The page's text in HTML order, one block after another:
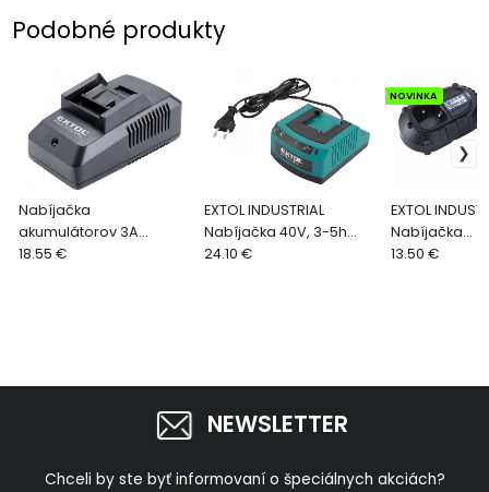
Podobné produkty
Nabíjačka
akumulátorov 3A
8791115A, pre 8791115,
18.55 €
EXTOL INDUSTRIAL
Nabíjačka 40V, 3-5h
8795600C
24.10 €
EXTOL
Nabíjačka
akumulátorov
NOVINKA
13.50 €
NEWSLETTER
Chceli by ste byť informovaní o špeciálnych akciách?